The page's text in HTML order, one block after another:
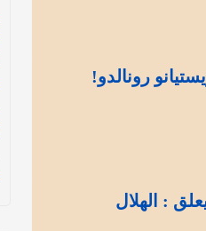
رونالدو!
: الهلال